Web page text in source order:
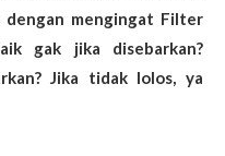
dengan mengingat Filter
gak jika disebarkan?
Jika tidak lolos, ya